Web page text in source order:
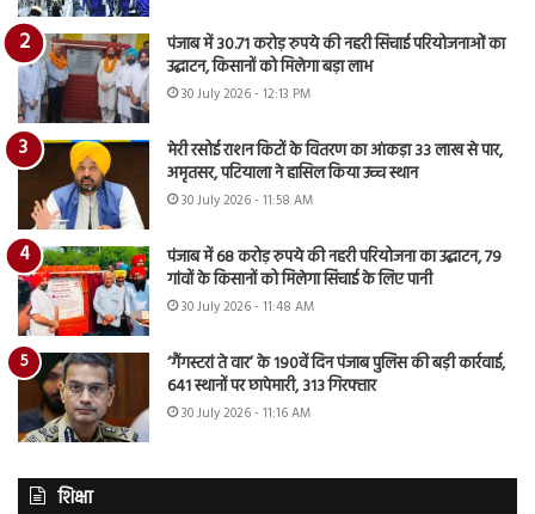
पंजाब में 30.71 करोड़ रुपये की नहरी सिंचाई परियोजनाओं का
उद्घाटन, किसानों को मिलेगा बड़ा लाभ
30 July 2026 - 12:13 PM
मेरी रसोई राशन किटों के वितरण का आंकड़ा 33 लाख से पार,
अमृतसर, पटियाला ने हासिल किया उच्च स्थान
30 July 2026 - 11:58 AM
पंजाब में 68 करोड़ रुपये की नहरी परियोजना का उद्घाटन, 79
गांवों के किसानों को मिलेगा सिंचाई के लिए पानी
30 July 2026 - 11:48 AM
‘गैंगस्टरां ते वार’ के 190वें दिन पंजाब पुलिस की बड़ी कार्रवाई,
641 स्थानों पर छापेमारी, 313 गिरफ्तार
30 July 2026 - 11:16 AM
शिक्षा